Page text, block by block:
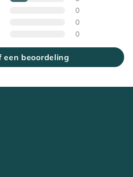
0
0
0
een beoordeling